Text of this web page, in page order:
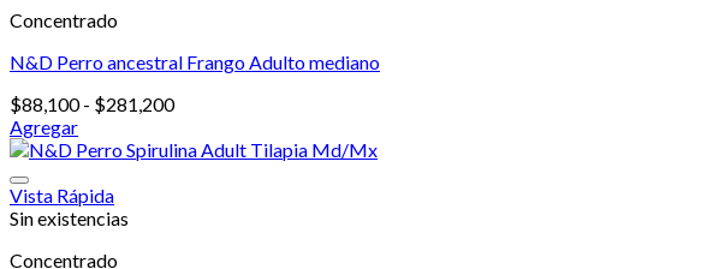
Concentrado
N&D Perro ancestral Frango Adulto mediano
$88,100 - $281,200Rango
precios:
Agregar
Este
tiene
múltiples
Las
Vista Rápida
Sin existencias
Concentrado